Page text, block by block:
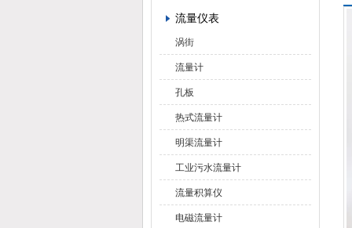
流量仪表
涡街
流量计
孔板
热式流量计
明渠流量计
工业污水流量计
流量积算仪
电磁流量计